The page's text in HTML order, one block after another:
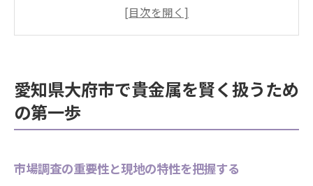
順
信頼できる買取業者との関係構築のポイン
利用可能な買取サービスとその利点
愛知県大府市で貴金属を賢く扱うため
の第一歩
市場調査の重要性と現地の特性を把握する